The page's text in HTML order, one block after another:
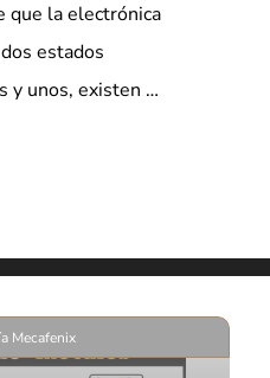
que la electrónica
estados
y unos, existen …
Mecafenix